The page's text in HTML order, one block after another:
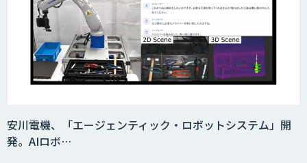
安川電機、「エージェンティック・ロボットシステム」開
発。AIロボ…